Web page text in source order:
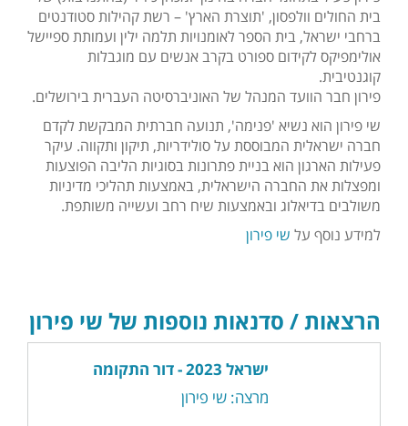
בית החולים וולפסון, 'תוצרת הארץ' – רשת קהילות סטודנטים
ברחבי ישראל, בית הספר לאומנויות תלמה ילין ועמותת ספיישל
אולימפיקס לקידום ספורט בקרב אנשים עם מוגבלות
קוגנטיבית.
פירון חבר הוועד המנהל של האוניברסיטה העברית בירושלים.
שי פירון הוא נשיא 'פנימה', תנועה חברתית המבקשת לקדם
חברה ישראלית המבוססת על סולידריות, תיקון ותקווה. עיקר
פעילות הארגון הוא בניית פתרונות בסוגיות הליבה הפוצעות
ומפצלות את החברה הישראלית, באמצעות תהליכי מדיניות
משולבים בדיאלוג ובאמצעות שיח רחב ועשייה משותפת.
למידע נוסף על שי פירון
הרצאות / סדנאות נוספות של שי פירון
ישראל 2023 - דור התקומה
מרצה: שי פירון